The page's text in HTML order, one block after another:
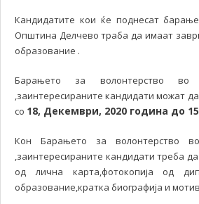
Кандидатите кои ќе поднесат
Општина Делчево траба да имаат
образование .
Барањето за волонтерство во
,заинтересираните кандидати можат
со 18, Декември, 2020 година до
Кон Барањето за волонтерство
,заинтересираните кандидати треба
од лична карта,фотокопија од
образование,кратка биографија и